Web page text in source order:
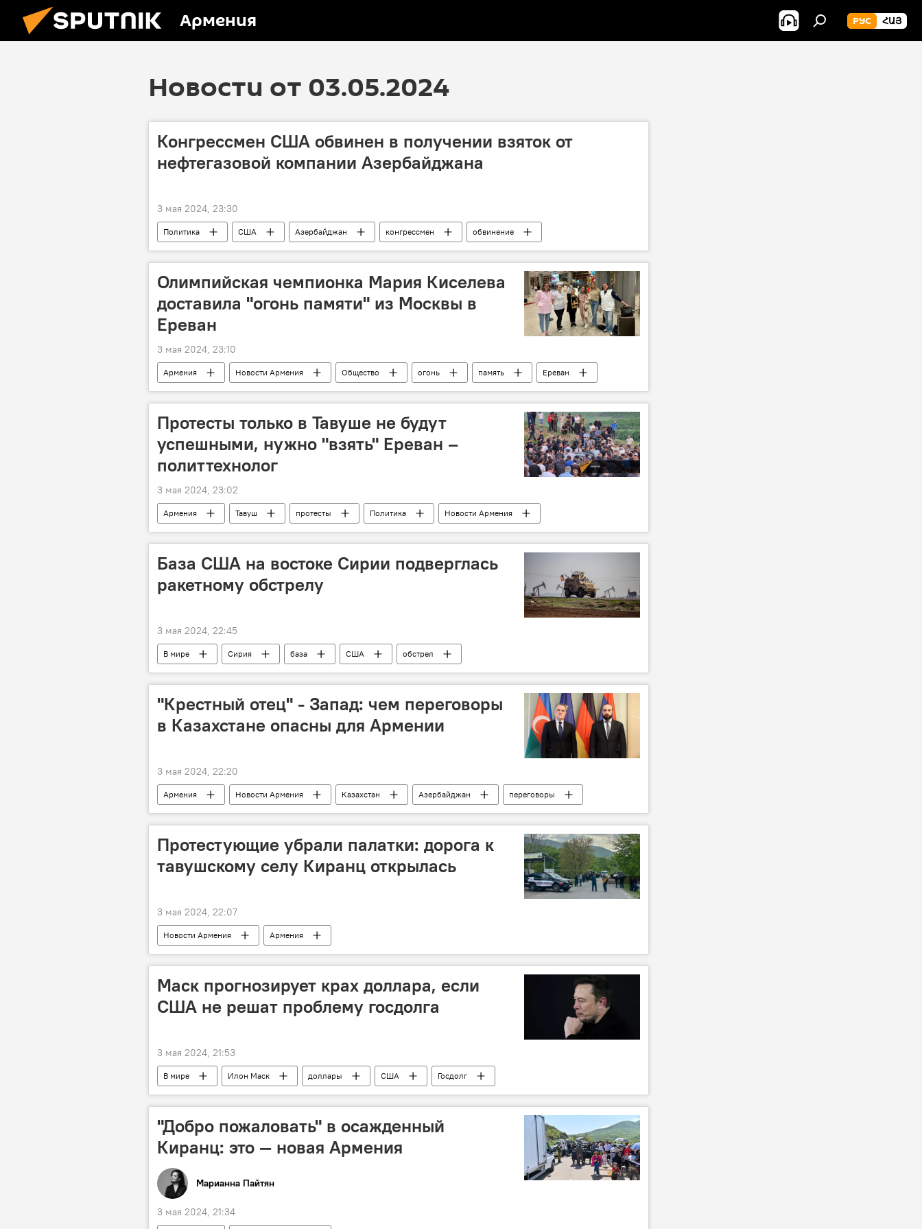
Армения РУС ՀԱՅ
Новости от 03.05.2024
Конгрессмен США обвинен в получении взяток от
нефтегазовой компании Азербайджана
3 мая 2024, 23:30
Политика США Азербайджан конгрессмен
обвинение
взятка
Олимпийская чемпионка Мария Киселева
доставила "огонь памяти" из Москвы в
Ереван
3 мая 2024, 23:10
Армения Новости Армения Общество огонь память
Ереван
Москва
Протесты только в Тавуше не будут
успешными, нужно "взять" Ереван –
политтехнолог
3 мая 2024, 23:02
Армения Тавуш протесты Политика Новости Армения
База США на востоке Сирии подверглась
ракетному обстрелу
3 мая 2024, 22:45
В мире Сирия база США обстрел
"Крестный отец" - Запад: чем переговоры
в Казахстане опасны для Армении
3 мая 2024, 22:20
Армения Новости Армения Казахстан Азербайджан переговоры
Протестующие убрали палатки: дорога к
тавушскому селу Киранц открылась
3 мая 2024, 22:07
Новости Армения Армения
Маск прогнозирует крах доллара, если
США не решат проблему госдолга
3 мая 2024, 21:53
В мире Илон Маск доллары США Госдолг
"Добро пожаловать" в осажденный
Киранц: это — новая Армения
Марианна Пайтян
3 мая 2024, 21:34